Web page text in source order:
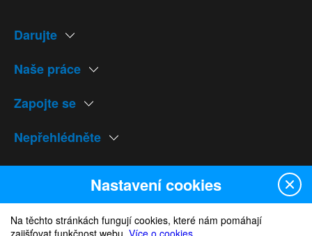
Darujte
Naše práce
Zapojte se
Nepřehlédněte
Naše weby
Nastavení cookies
Na těchto stránkách fungují cookies, které nám pomáhají
zajišťovat funkčnost webu. Více o cookies